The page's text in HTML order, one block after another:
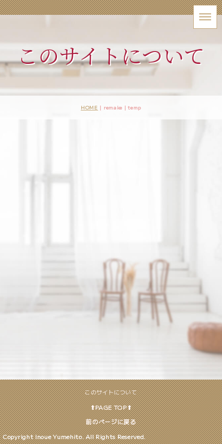
このサイトについて
HOME | remake |temp
このサイトについて
⬆︎PAGE TOP⬆︎
前のページに戻る
Copyright Inoue Yumehito. All Rights Reserved.